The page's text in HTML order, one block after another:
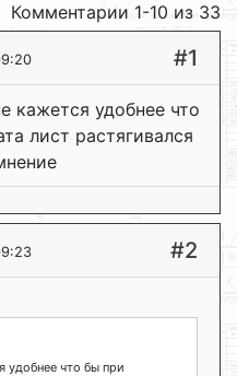
Комментарии 1-10 из 33
#1
кажется удобнее что
лист растягивался
#2
удобнее что бы при